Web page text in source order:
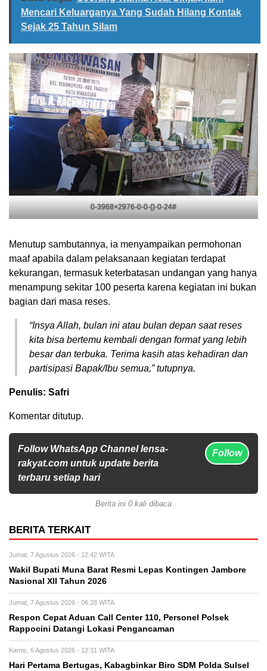
Mencari Keluarganya Yang Sudah Hilang Kontak
Sejak 25 Tahun Silam
0-3968×2976-0-0-{}-0-24#
Menutup sambutannya, ia menyampaikan permohonan
maaf apabila dalam pelaksanaan kegiatan terdapat
kekurangan, termasuk keterbatasan undangan yang hanya
menampung sekitar 100 peserta karena kegiatan ini bukan
bagian dari masa reses.
“Insya Allah, bulan ini atau bulan depan saat reses
kita bisa bertemu kembali dengan format yang lebih
besar dan terbuka. Terima kasih atas kehadiran dan
partisipasi Bapak/Ibu semua,” tutupnya.
Penulis: Safri
Komentar ditutup.
Follow WhatsApp Channel lensa-
rakyat.com untuk update berita
terbaru setiap hari
Follow
Berita ini 0 kali dibaca
BERITA TERKAIT
Jumat, 7 Agustus 2026 - 12:42 WITA
Wakil Bupati Muna Barat Resmi Lepas Kontingen Jambore
Nasional XII Tahun 2026
Jumat, 7 Agustus 2026 - 06:28 WITA
Respon Cepat Aduan Call Center 110, Personel Polsek
Rappocini Datangi Lokasi Pengancaman
Kamis, 6 Agustus 2026 - 12:31 WITA
Hari Pertama Bertugas, Kabagbinkar Biro SDM Polda Sulsel